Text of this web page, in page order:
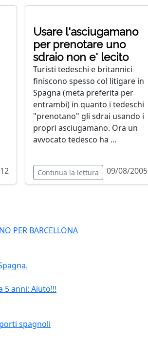
Usare l'asciugamano
per prenotare uno
sdraio non e' lecito
Turisti tedeschi e britannici
finiscono spesso col litigare in
Spagna (meta preferita per
entrambi) in quanto i tedeschi
"prenotano" gli sdrai usando i
propri asciugamano. Ora un
avvocato tedesco ha ...
Continua la lettura 09/08/2005
PER BARCELLONA
5 anni: Aiuto!!!
spagnoli